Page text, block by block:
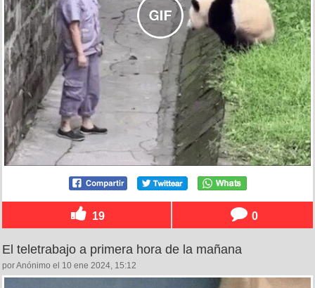
19 0
El teletrabajo a primera hora de la mañana
por Anónimo el 10 ene 2024, 15:12